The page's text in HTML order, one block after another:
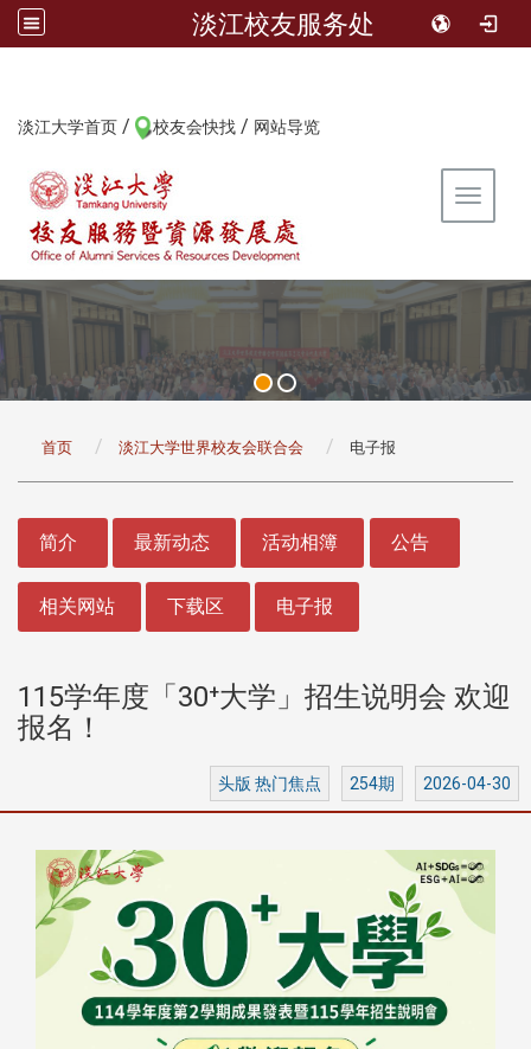
淡江校友服务处
淡江大学首页 / 校友会快找 / 网站导览
Toggle
首页 淡江大学世界校友会联合会 电子报
简介 最新动态 活动相簿 公告
相关网站 下载区 电子报
115学年度「30⁺大学」招生说明会 欢迎
报名！
头版 热门焦点 254期 2026-04-30